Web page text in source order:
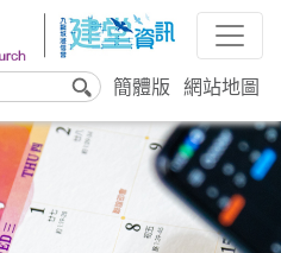
搜
尋
簡體版 網站地圖